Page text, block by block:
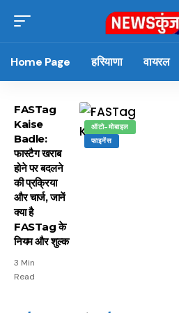
Home Page हरियाणा वायरल
ऑटो-मोबाइल
फाइनेंस
FASTag
Kaise
Badle:
फास्टैग खराब
होने पर बदलने
की प्रक्रिया
और चार्ज, जानें
क्या है
FASTag के
नियम और शुल्क
3 Min
Read
15 नवंबर से लागू होंगे